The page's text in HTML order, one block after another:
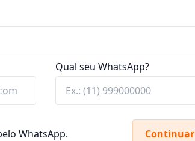
Qual seu WhatsApp?
WhatsApp. Continuar